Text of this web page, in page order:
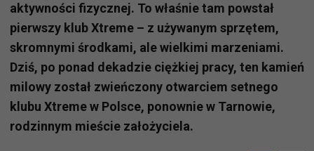
aktywności fizycznej. To właśnie tam powstał
pierwszy klub Xtreme – z używanym sprzętem,
skromnymi środkami, ale wielkimi marzeniami.
Dziś, po ponad dekadzie ciężkiej pracy, ten kamień
milowy został zwieńczony otwarciem setnego
klubu Xtreme w Polsce, ponownie w Tarnowie,
rodzinnym mieście założyciela.